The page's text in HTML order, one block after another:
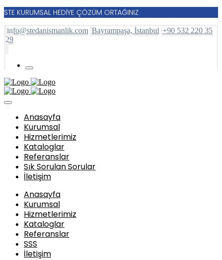
STE KURUMSAL HEDİYE ÇÖZÜM ORTAĞINIZ
info@stedanismanlik.com Bayrampaşa, İstanbul +90 532 220 35
29
Anasayfa
Kurumsal
Hizmetlerimiz
Kataloglar
Referanslar
Sık Sorulan Sorular
İletişim
Anasayfa
Kurumsal
Hizmetlerimiz
Kataloglar
Referanslar
SSS
İletişim